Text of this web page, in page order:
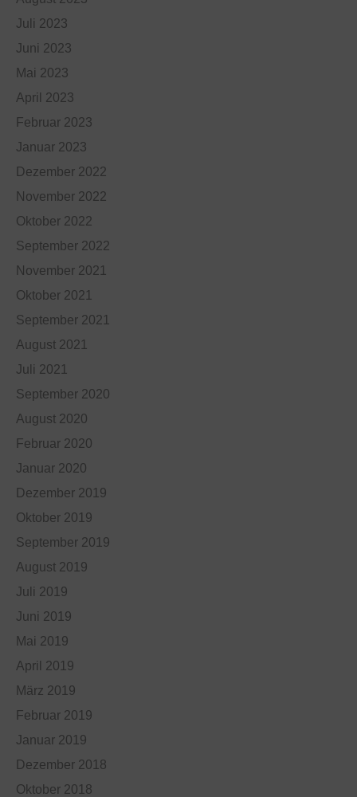
Juli 2023
Juni 2023
Mai 2023
April 2023
Februar 2023
Januar 2023
Dezember 2022
November 2022
Oktober 2022
September 2022
November 2021
Oktober 2021
September 2021
August 2021
Juli 2021
September 2020
August 2020
Februar 2020
Januar 2020
Dezember 2019
Oktober 2019
September 2019
August 2019
Juli 2019
Juni 2019
Mai 2019
April 2019
März 2019
Februar 2019
Januar 2019
Dezember 2018
Oktober 2018